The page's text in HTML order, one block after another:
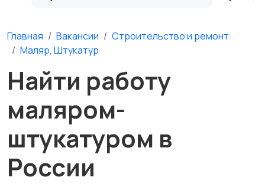
Главная Вакансии
Строительство и ремонт
Маляр, Штукатур
Найти работу
маляром-
штукатуром в
России